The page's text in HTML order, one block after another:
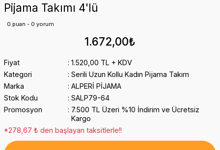
Pijama Takımı 4'lü
0 puan - 0 yorum
1.672,00₺
Fiyat
1.520,00 TL + KDV
Kategori
Serili Uzun Kollu Kadın Pijama Takım
Marka
ALPERİ PİJAMA
Stok Kodu
SALP79-64
Promosyon
7.500 TL Üzeri %10 İndirim ve Ücretsiz
Kargo
*278,67 ₺ den başlayan taksitlerle!!